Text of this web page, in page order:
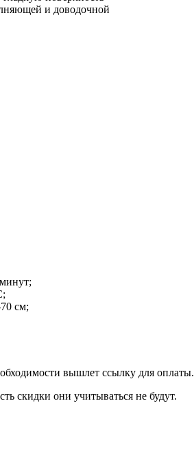
и доводочной
см;
вышлет ссылку для оплаты.
скидки они учитываться не будут.